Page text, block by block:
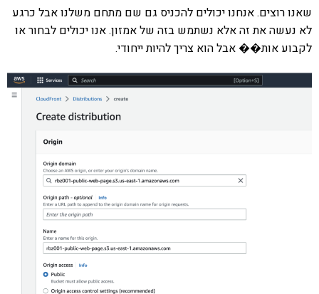
שאנו רוצים. אנחנו יכולים להכניס גם שם מתחם משלנו אבל כרגע
לא נעשה את זה אלא נשתמש בזה של אמזון. אנו יכולים לבחור או
לקבוע אות�� אבל הוא צריך להיות ייחודי.